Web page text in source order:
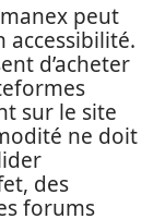
peut
d’acheter
sur le site
ne doit
des
forums